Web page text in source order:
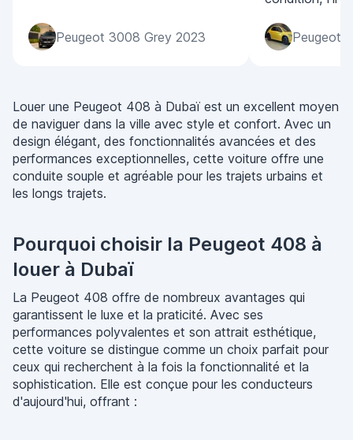
Peugeot 3008 Grey 2023 Peugeot
Louer une Peugeot 408 à Dubaï est un excellent moyen
de naviguer dans la ville avec style et confort. Avec un
design élégant, des fonctionnalités avancées et des
performances exceptionnelles, cette voiture offre une
conduite souple et agréable pour les trajets urbains et
les longs trajets.
Pourquoi choisir la Peugeot 408 à
louer à Dubaï
La Peugeot 408 offre de nombreux avantages qui
garantissent le luxe et la praticité. Avec ses
performances polyvalentes et son attrait esthétique,
cette voiture se distingue comme un choix parfait pour
ceux qui recherchent à la fois la fonctionnalité et la
sophistication. Elle est conçue pour les conducteurs
d'aujourd'hui, offrant :